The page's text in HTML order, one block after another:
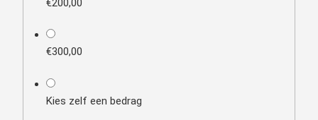
€300,00
Kies zelf een bedrag